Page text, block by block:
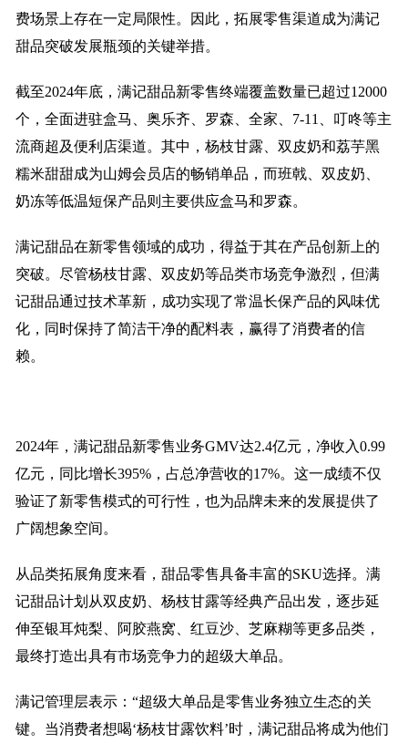
费场景上存在一定局限性。因此，拓展零售渠道成为满记
甜品突破发展瓶颈的关键举措。
截至2024年底，满记甜品新零售终端覆盖数量已超过12000
个，全面进驻盒马、奥乐齐、罗森、全家、7-11、叮咚等主
流商超及便利店渠道。其中，杨枝甘露、双皮奶和荔芋黑
糯米甜甜成为山姆会员店的畅销单品，而班戟、双皮奶、
奶冻等低温短保产品则主要供应盒马和罗森。
满记甜品在新零售领域的成功，得益于其在产品创新上的
突破。尽管杨枝甘露、双皮奶等品类市场竞争激烈，但满
记甜品通过技术革新，成功实现了常温长保产品的风味优
化，同时保持了简洁干净的配料表，赢得了消费者的信
赖。
2024年，满记甜品新零售业务GMV达2.4亿元，净收入0.99
亿元，同比增长395%，占总净营收的17%。这一成绩不仅
验证了新零售模式的可行性，也为品牌未来的发展提供了
广阔想象空间。
从品类拓展角度来看，甜品零售具备丰富的SKU选择。满
记甜品计划从双皮奶、杨枝甘露等经典产品出发，逐步延
伸至银耳炖梨、阿胶燕窝、红豆沙、芝麻糊等更多品类，
最终打造出具有市场竞争力的超级大单品。
满记管理层表示：“超级大单品是零售业务独立生态的关
键。当消费者想喝‘杨枝甘露饮料’时，满记甜品将成为他们